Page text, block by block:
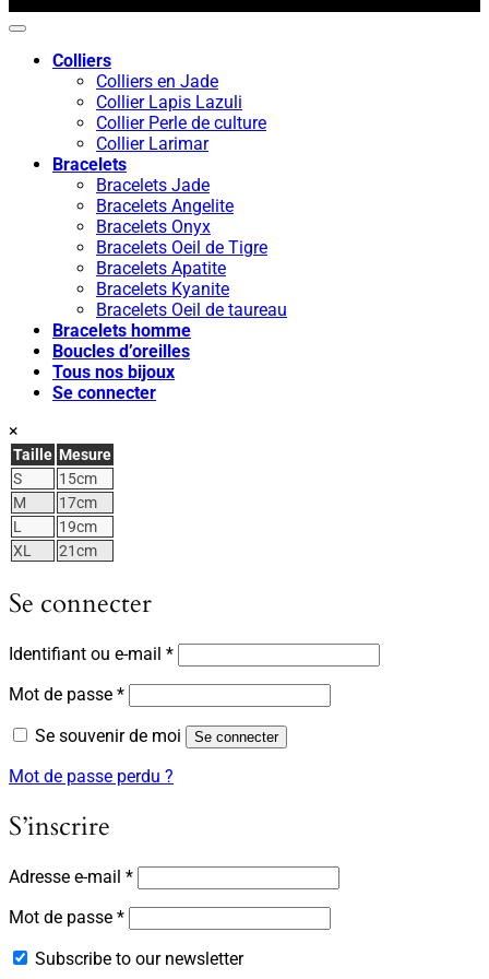
Colliers
Colliers en Jade
Collier Lapis Lazuli
Collier Perle de culture
Collier Larimar
Bracelets
Bracelets Jade
Bracelets Angelite
Bracelets Onyx
Bracelets Oeil de Tigre
Bracelets Apatite
Bracelets Kyanite
Bracelets Oeil de taureau
Bracelets homme
Boucles d’oreilles
Tous nos bijoux
Se connecter
×
Taille Mesure
S
15cm
M
17cm
L
19cm
XL
21cm
Se connecter
Identifiant ou e-mail *Obligatoire
Mot de passe *Obligatoire
Se souvenir de moi Se connecter
Mot de passe perdu ?
S’inscrire
Adresse e-mail *Obligatoire
Mot de passe *Obligatoire
Subscribe to our newsletter